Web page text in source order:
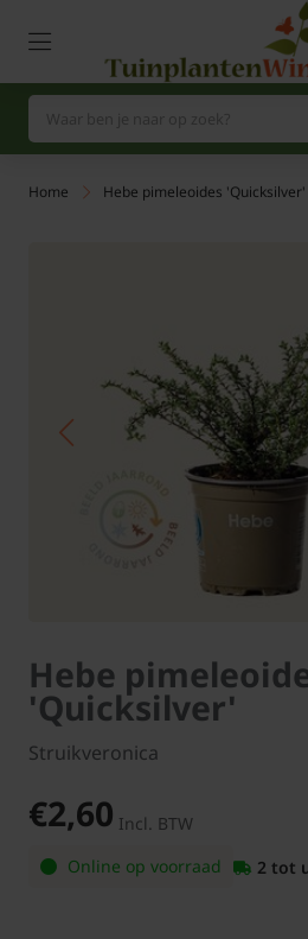
Home Hebe pimeleoides 'Quicksilver'
Hebe
'Quicksilver'
Struikveronica
€2,60 Incl. BTW
Online op voorraad
2 tot